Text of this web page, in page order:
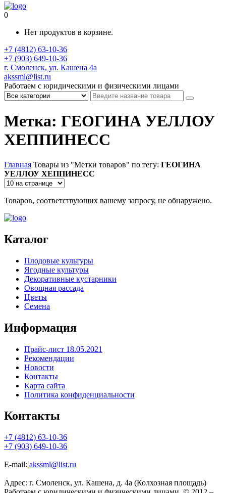
0
Нет продуктов в корзине.
+7 (4812) 63-10-36
+7 (903) 649-10-36
г. Смоленск, ул. Кашена 4а
akssml@list.ru
Работаем с юридическими и физическими лицами
Метка: ГЕОГИНА УЕЛЛОУ
ХЕППИНЕСС
Главная Товары из "Метки товаров" по тегу: ГЕОГИНА
УЕЛЛОУ ХЕППИНЕСС
Товаров, соответствующих вашему запросу, не обнаружено.
Каталог
Плодовые культуры
Ягодные культуры
Декоративные кустарники
Овощная рассада
Цветы
Семена
Информация
Прайс-лист 18.05.2021
Рекомендации
Новости
Контакты
Карта сайта
Политика конфиденциальности
Контакты
+7 (4812) 63-10-36
+7 (903) 649-10-36
E-mail: akssml@list.ru
Адрес: г. Смоленск, ул. Кашена, д. 4а (Колхозная площадь)